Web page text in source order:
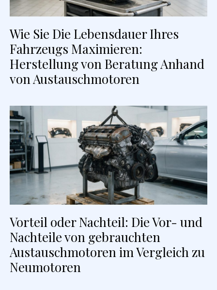
Wie Sie Die Lebensdauer Ihres
Fahrzeugs Maximieren:
Herstellung von Beratung Anhand
von Austauschmotoren
Vorteil oder Nachteil: Die Vor- und
Nachteile von gebrauchten
Austauschmotoren im Vergleich zu
Neumotoren